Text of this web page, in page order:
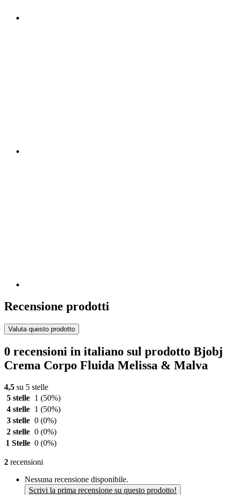
Recensione prodotti
Valuta questo prodotto
0 recensioni in italiano sul prodotto Bjobj
Crema Corpo Fluida Melissa & Malva
4,5 su 5 stelle
5 stelle
1 (50%)
4 stelle
1 (50%)
3 stelle 0 (0%)
2 stelle 0 (0%)
1 Stelle 0 (0%)
2 recensioni
Nessuna recensione disponibile.
Scrivi la prima recensione su questo prodotto!